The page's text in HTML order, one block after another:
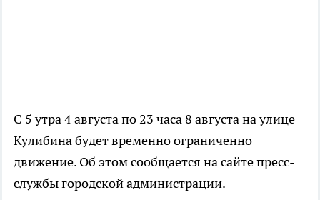
С 5 утра 4 августа по 23 часа 8 августа на улице
Кулибина будет временно ограниченно
движение. Об этом сообщается на сайте пресс-
службы городской администрации.